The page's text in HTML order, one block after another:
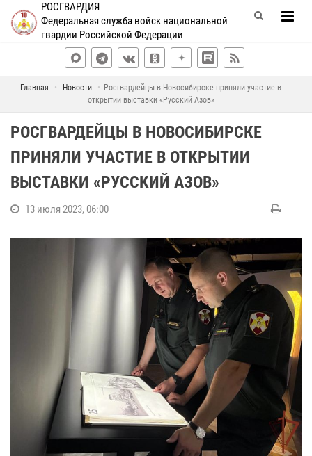
РОСГВАРДИЯ
Федеральная служба войск национальной
гвардии Российской Федерации
Главная Новости
Росгвардейцы в Новосибирске приняли участие в
открытии выставки «Русский Азов»
РОСГВАРДЕЙЦЫ В НОВОСИБИРСКЕ
ПРИНЯЛИ УЧАСТИЕ В ОТКРЫТИИ
ВЫСТАВКИ «РУССКИЙ АЗОВ»
13 июля 2023, 06:00